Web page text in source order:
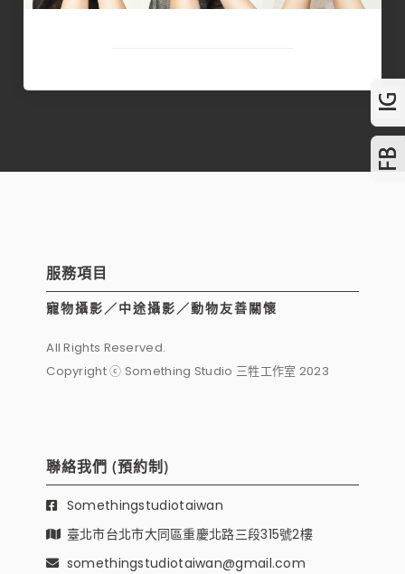
服務項目
寵物攝影／中途攝影／動物友善關懷
All Rights Reserved.
Copyright ⓒ Something Studio 三牲工作室 2023
聯絡我們 (預約制)
Somethingstudiotaiwan
臺北市台北市大同區重慶北路三段315號2樓
somethingstudiotaiwan@gmail.com